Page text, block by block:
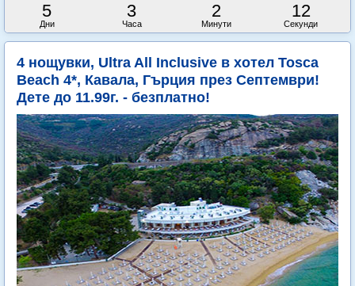
5
Дни
3
Часа
2
Минути
10
Секунди
4 нощувки, Ultra All Inclusive в хотел Tosca
Beach 4*, Кавала, Гърция през Септември!
Дете до 11.99г. - безплатно!